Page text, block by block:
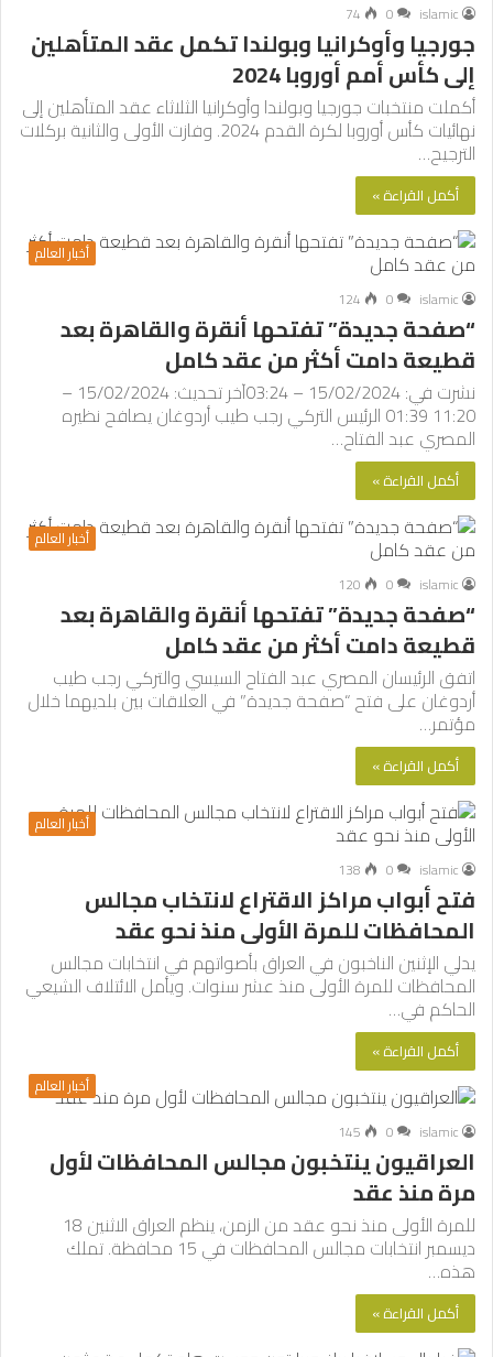
islamic
0
74
جورجيا وأوكرانيا وبولندا تكمل عقد المتأهلين
إلى كأس أمم أوروبا 2024
أكملت منتخبات جورجيا وبولندا وأوكرانيا الثلاثاء عقد المتأهلين إلى
نهائيات كأس أوروبا لكرة القدم 2024. وفازت الأولى والثانية بركلات
الترجيح…
أكمل القراءة »
أخبار العالم
islamic
0
124
“صفحة جديدة” تفتحها أنقرة والقاهرة بعد
قطيعة دامت أكثر من عقد كامل
نشرت في: 15/02/2024 – 03:24آخر تحديث: 15/02/2024 –
11:20 01:39 الرئيس التركي رجب طيب أردوغان يصافح نظيره
المصري عبد الفتاح…
أكمل القراءة »
أخبار العالم
islamic
0
120
“صفحة جديدة” تفتحها أنقرة والقاهرة بعد
قطيعة دامت أكثر من عقد كامل
اتفق الرئيسان المصري عبد الفتاح السيسي والتركي رجب طيب
أردوغان على فتح “صفحة جديدة” في العلاقات بين بلديهما خلال
مؤتمر…
أكمل القراءة »
أخبار العالم
islamic
0
138
فتح أبواب مراكز الاقتراع لانتخاب مجالس
المحافظات للمرة الأولى منذ نحو عقد
يدلي الإثنين الناخبون في العراق بأصواتهم في انتخابات مجالس
المحافظات للمرة الأولى منذ عشر سنوات. ويأمل الائتلاف الشيعي
الحاكم في…
أكمل القراءة »
أخبار العالم
islamic
0
145
العراقيون ينتخبون مجالس المحافظات لأول
مرة منذ عقد
للمرة الأولى منذ نحو عقد من الزمن، ينظم العراق الاثنين 18
ديسمبر انتخابات مجالس المحافظات في 15 محافظة. تملك
هذه…
أكمل القراءة »